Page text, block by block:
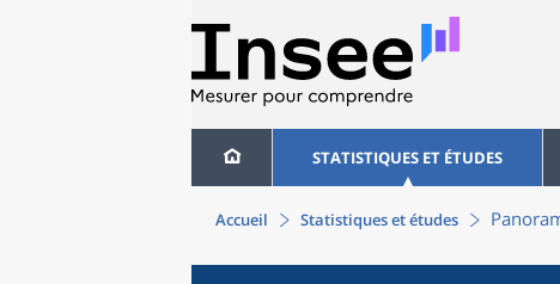
STATISTIQUES ET ÉTUDES
Accueil Statistiques et études